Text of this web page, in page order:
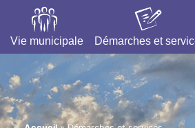
Vie municipale Démarches et